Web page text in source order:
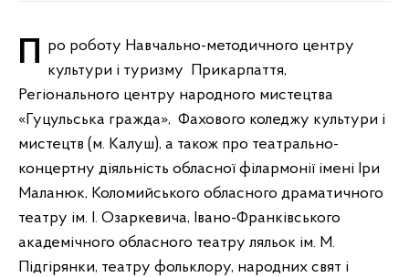
Про роботу Навчально-методичного центру культури і туризму Прикарпаття,
Регіонального центру народного мистецтва
«Гуцульська гражда», Фахового коледжу культури і
мистецтв (м. Калуш), а також про театрально-
концертну діяльність обласної філармонії імені Іри
Маланюк, Коломийського обласного драматичного
театру ім. І. Озаркевича, Івано-Франківського
академічного обласного театру ляльок ім. М.
Підгірянки, театру фольклору, народних свят і